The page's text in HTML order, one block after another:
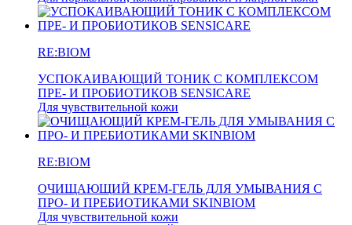
RE:BIOM
УСПОКАИВАЮЩИЙ ТОНИК С КОМПЛЕКСОМ
ПРЕ- И ПРОБИОТИКОВ SENSICARE
Для чувствительной кожи
RE:BIOM
ОЧИЩАЮЩИЙ КРЕМ-ГЕЛЬ ДЛЯ УМЫВАНИЯ C
ПРО- И ПРЕБИОТИКАМИ SKINBIOM
Для чувствительной кожи